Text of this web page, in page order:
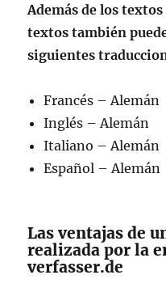
Además de los
textos también
siguientes
Francés – Alemán
Inglés – Alemán
Italiano – Alemán
Español – Alemán
Las ventajas de
realizada por la
verfasser.de